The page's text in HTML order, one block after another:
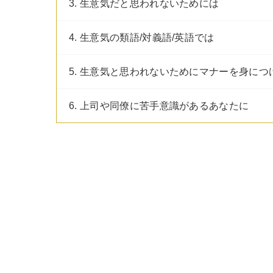
3. 生意気だと思われないためには
4. 生意気の類語/対義語/英語では
5. 生意気と思われないためにマナーを身につ
6. 上司や同僚に苦手意識があるあなたに